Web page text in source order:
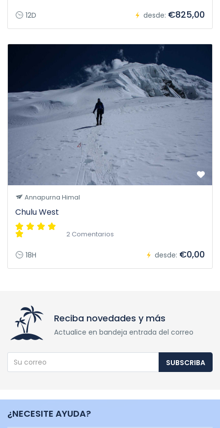
12D desde: €825,00
Annapurna Himal
Chulu West
2 Comentarios
18H desde: €0,00
Reciba novedades y más
Actualice en bandeja entrada del correo
SUBSCRIBA
¿NECESITE AYUDA?